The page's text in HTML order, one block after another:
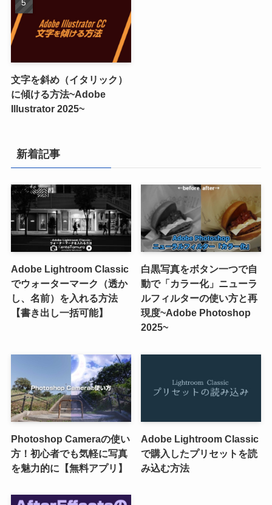
文字を斜め（イタリック）
に傾ける方法~Adobe
Illustrator 2025~
新着記事
Adobe Lightroom Classic
でウォーターマーク（透か
し、名前）を入れる方法
【書き出し一括可能】
白黒写真をボタン一つで自
動で「カラー化」ニューラ
ルフィルターの使い方と再
現度~Adobe Photoshop
2025~
Photoshop Cameraの使い
方！初心者でも気軽に写真
を魅力的に【無料アプリ】
Adobe Lightroom Classic
で購入したプリセットを読
み込む方法